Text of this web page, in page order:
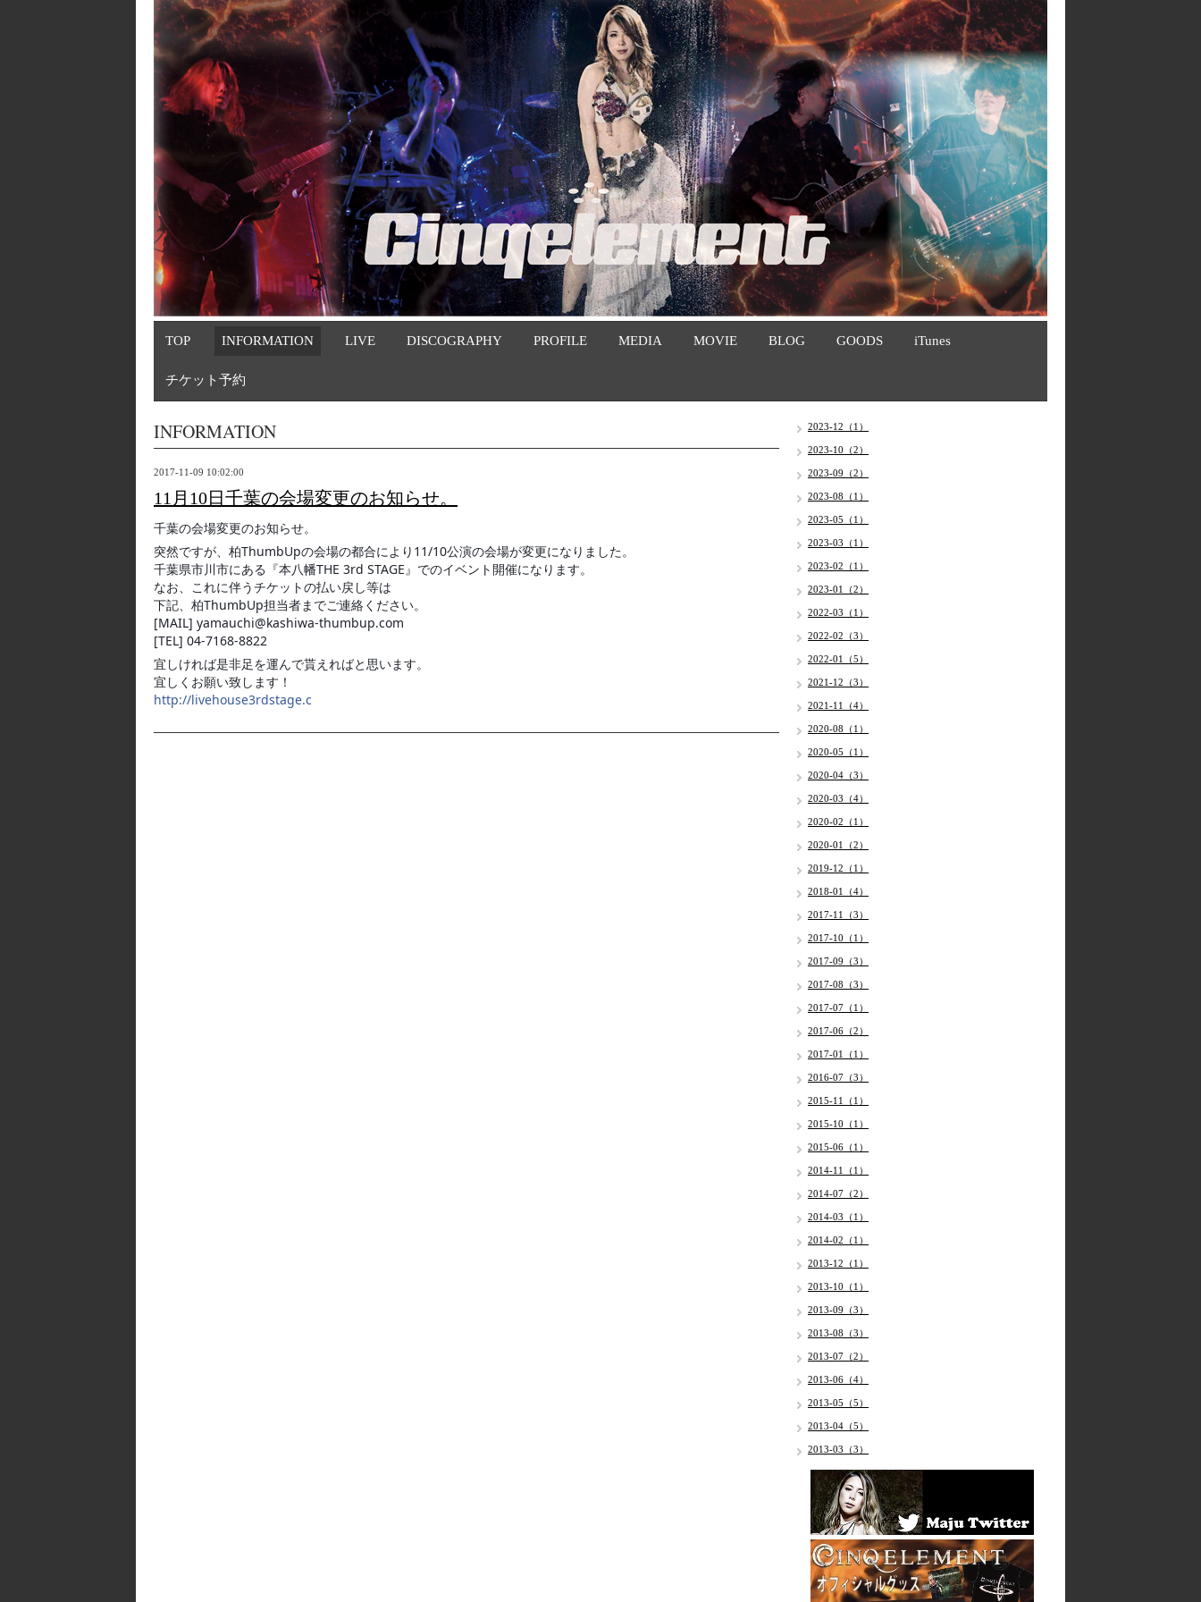
TOP INFORMATION LIVE DISCOGRAPHY PROFILE MEDIA MOVIE BLOG GOODS iTunes
チケット予約
INFORMATION
2017-11-09 10:02:00
11月10日千葉の会場変更のお知らせ。
千葉の会場変更のお知らせ。
突然ですが、柏ThumbUpの会場の都合により11/10公演の会場が変更になりました。
千葉県市川市にある『本八幡THE 3rd STAGE』でのイベント開催になります。
なお、これに伴うチケットの払い戻し等は
下記、柏ThumbUp担当者までご連絡ください。
[MAIL] yamauchi@kashiwa-thumbup.com
[TEL] 04-7168-8822
宜しければ是非足を運んで貰えればと思います。
宜しくお願い致します！
http://livehouse3rdstage.c
2023-12（1）
2023-10（2）
2023-09（2）
2023-08（1）
2023-05（1）
2023-03（1）
2023-02（1）
2023-01（2）
2022-03（1）
2022-02（3）
2022-01（5）
2021-12（3）
2021-11（4）
2020-08（1）
2020-05（1）
2020-04（3）
2020-03（4）
2020-02（1）
2020-01（2）
2019-12（1）
2018-01（4）
2017-11（3）
2017-10（1）
2017-09（3）
2017-08（3）
2017-07（1）
2017-06（2）
2017-01（1）
2016-07（3）
2015-11（1）
2015-10（1）
2015-06（1）
2014-11（1）
2014-07（2）
2014-03（1）
2014-02（1）
2013-12（1）
2013-10（1）
2013-09（3）
2013-08（3）
2013-07（2）
2013-06（4）
2013-05（5）
2013-04（5）
2013-03（3）